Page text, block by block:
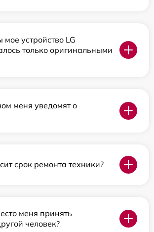
мое устройство LG
только оригинальными
меня уведомят о
срок ремонта техники?
меня принять
человек?